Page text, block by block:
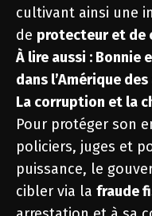
cultivant ainsi une
de protecteur et de
À lire aussi : Bonnie
dans l’Amérique
La corruption et la
Pour protéger son
policiers, juges et
puissance, le
cibler via la fraude